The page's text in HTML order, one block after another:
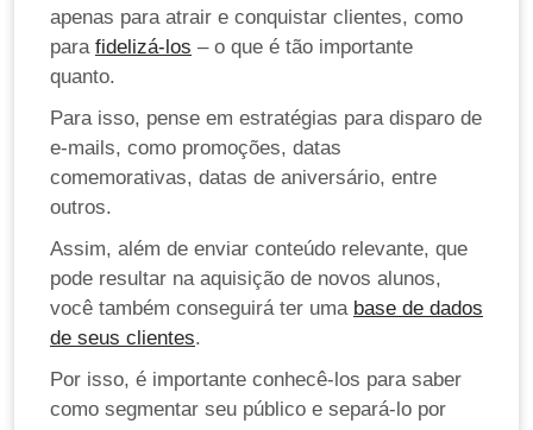
apenas para atrair e conquistar clientes, como
para fidelizá-los – o que é tão importante
quanto.
Para isso, pense em estratégias para disparo de
e-mails, como promoções, datas
comemorativas, datas de aniversário, entre
outros.
Assim, além de enviar conteúdo relevante, que
pode resultar na aquisição de novos alunos,
você também conseguirá ter uma base de dados
de seus clientes.
Por isso, é importante conhecê-los para saber
como segmentar seu público e separá-lo por